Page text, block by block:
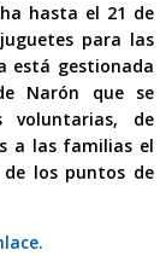
hasta el 21 de
para las
está gestionada
Narón que se
voluntarias, de
a las familias el
los puntos de